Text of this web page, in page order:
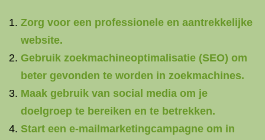
Zorg voor een professionele en aantrekkelijke
website.
Gebruik zoekmachineoptimalisatie (SEO) om
beter gevonden te worden in zoekmachines.
Maak gebruik van social media om je
doelgroep te bereiken en te betrekken.
Start een e-mailmarketingcampagne om in